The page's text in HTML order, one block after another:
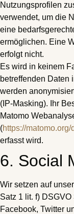
Nutzungsprofilen
verwendet, um die
eine
ermöglichen. Eine
erfolgt nicht.
Es wird in keinem
betreffenden Daten
werden
(IP-Masking). Ihr
Matomo
(https://
erfasst wird.
6. Social
Wir setzen auf
Satz 1 lit. f)
Facebook, Twitter